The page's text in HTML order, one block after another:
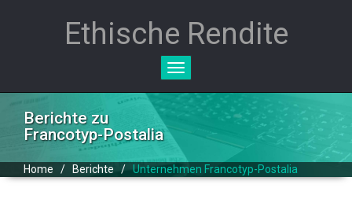
Ethische Rendite
Toggle
Berichte zu
Francotyp-Postalia
Home / Berichte / Unternehmen Francotyp-Postalia